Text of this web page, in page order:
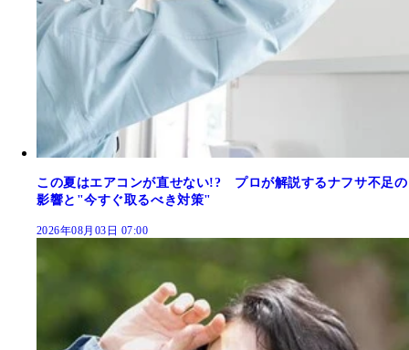
この夏はエアコンが直せない!? プロが解説するナフサ不足の
影響と"今すぐ取るべき対策"
2026年08月03日 07:00